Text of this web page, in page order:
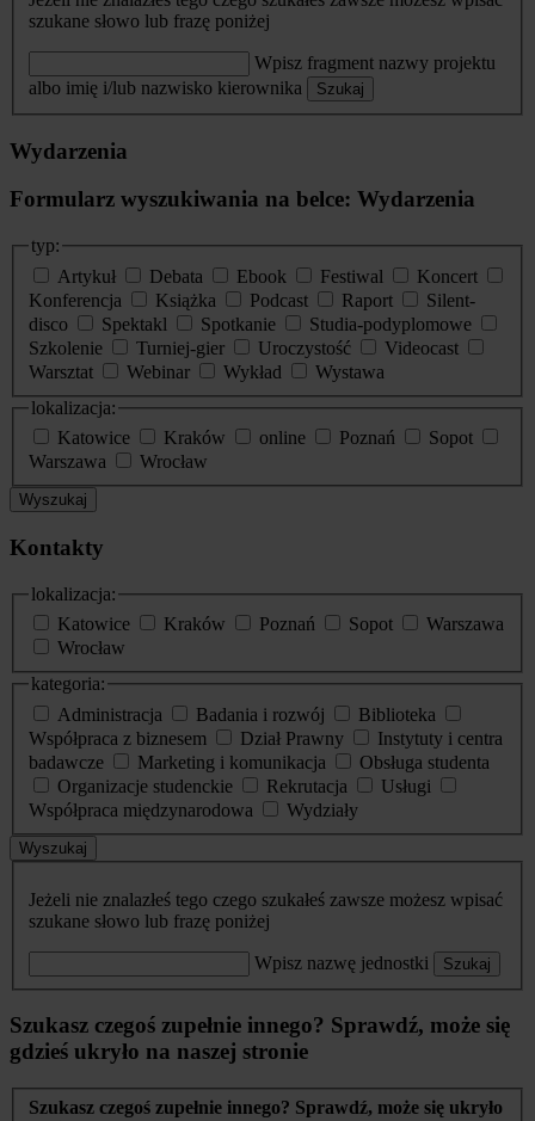
szukane słowo lub frazę poniżej
Wpisz fragment nazwy projektu
albo imię i/lub nazwisko kierownika
Szukaj
Wydarzenia
Formularz wyszukiwania na belce: Wydarzenia
typ:
Artykuł
Debata Ebook Festiwal
Koncert
Konferencja
Książka Podcast Raport
Silent-
disco
Spektakl Spotkanie
Studia-podyplomowe
Szkolenie
Turniej-gier Uroczystość
Videocast
Warsztat
Webinar Wykład
Wystawa
lokalizacja:
Katowice
Kraków online Poznań
Sopot
Warszawa
Wrocław
Wyszukaj
Kontakty
lokalizacja:
Katowice
Kraków Poznań Sopot
Warszawa
Wrocław
kategoria:
Administracja
Badania i rozwój
Biblioteka
Współpraca z biznesem
Dział Prawny
Instytuty i centra
badawcze
Marketing i komunikacja
Obsługa studenta
Organizacje studenckie
Rekrutacja
Usługi
Współpraca międzynarodowa
Wydziały
Wyszukaj
Jeżeli nie znalazłeś tego czego szukałeś zawsze możesz wpisać
szukane słowo lub frazę poniżej
Wpisz nazwę jednostki Szukaj
Szukasz czegoś zupełnie innego? Sprawdź, może się
gdzieś ukryło na naszej stronie
Szukasz czegoś zupełnie innego? Sprawdź, może się ukryło